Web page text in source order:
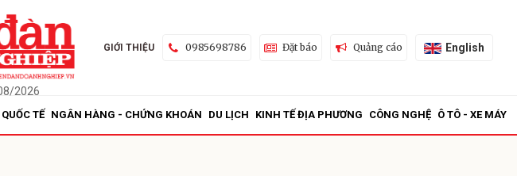
2026
GIỚI THIỆU 0985698786 Đặt báo Quảng cáo English
QUỐC TẾ NGÂN HÀNG - CHỨNG KHOÁN DU LỊCH KINH TẾ ĐỊA PHƯƠNG CÔNG NGHỆ Ô TÔ - XE MÁY